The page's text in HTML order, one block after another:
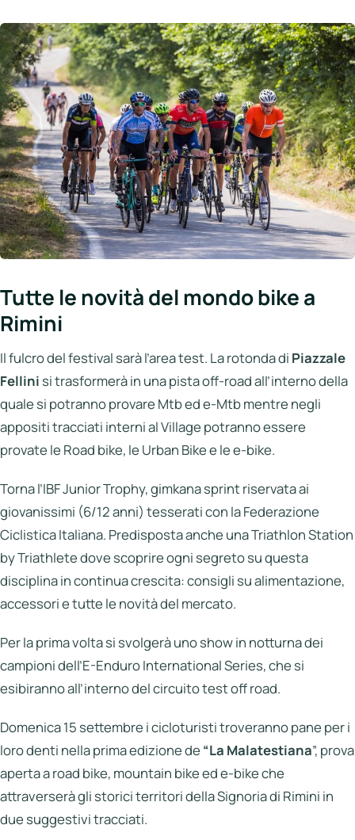
Tutte le novità del mondo bike a
Rimini
Il fulcro del festival sarà l’area test. La rotonda di Piazzale
Fellini si trasformerà in una pista off-road all’interno della
quale si potranno provare Mtb ed e-Mtb mentre negli
appositi tracciati interni al Village potranno essere
provate le Road bike, le Urban Bike e le e-bike.
Torna l’IBF Junior Trophy, gimkana sprint riservata ai
giovanissimi (6/12 anni) tesserati con la Federazione
Ciclistica Italiana. Predisposta anche una Triathlon Station
by Triathlete dove scoprire ogni segreto su questa
disciplina in continua crescita: consigli su alimentazione,
accessori e tutte le novità del mercato.
Per la prima volta si svolgerà uno show in notturna dei
campioni dell’E-Enduro International Series, che si
esibiranno all’interno del circuito test off road.
Domenica 15 settembre i cicloturisti troveranno pane per i
loro denti nella prima edizione de “La Malatestiana”, prova
aperta a road bike, mountain bike ed e-bike che
attraverserà gli storici territori della Signoria di Rimini in
due suggestivi tracciati.